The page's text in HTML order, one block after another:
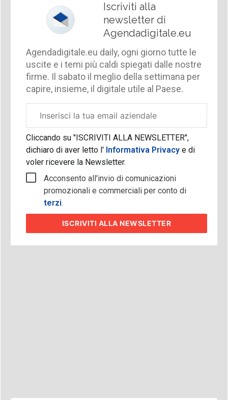
Iscriviti alla
newsletter di
Agendadigitale.eu
Agendadigitale.eu daily, ogni giorno tutte le
uscite e i temi più caldi spiegati dalle nostre
firme. Il sabato il meglio della settimana per
capire, insieme, il digitale utile al Paese.
aziendale
Cliccando su "ISCRIVITI ALLA NEWSLETTER",
dichiaro di aver letto l'Informativa Privacy e di
voler ricevere la Newsletter.
Acconsento all'invio di comunicazioni
promozionali e commerciali per conto di
terzi.
ISCRIVITI ALLA NEWSLETTER